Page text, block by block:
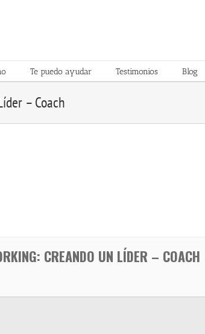
Te puedo ayudar Testimonios Blog
– Coach
CREANDO UN LÍDER – COACH